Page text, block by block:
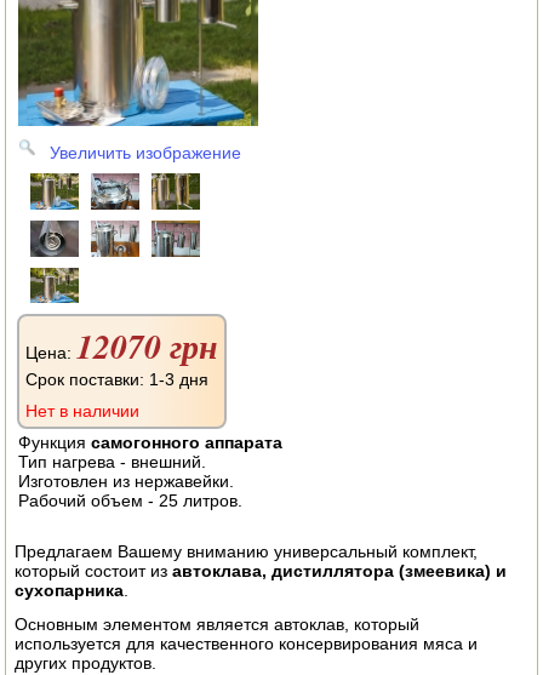
ДЛЯ ОГОРОДА
НАВЕСНОЕ ДЛЯ МОТОБЛОКОВ
СЕПАРАТОРЫ И МАСЛОБОЙКИ
СЫРОВАРНИ
ШИНКОВКИ
ДЛЯ ДОМА И САДА
ОБОГРЕВАТЕЛИ
ДРОВОКОЛЫ
ГАЗОВЫЕ БАЛЛОНЫ
НАСТОЛЬНЫЕ ПЛИТЫ
ОПРЫСКИВАТЕЛИ
ЭЛЕКТРО ШАШЛЫЧНИЦЫ
Увеличить изображение
Цена:12070 грн
Срок поставки: 1-3 дня
Нет в наличии
Функциясамогонного аппарата
Тип нагрева - внешний.
Изготовлен из нержавейки.
Рабочий объем - 25 литров.
Предлагаем Вашему вниманию универсальный комплект,
который состоит изавтоклава, дистиллятора (змеевика) и
сухопарника.
Основным элементом является автоклав, который
используется для качественного консервирования мяса и
других продуктов.